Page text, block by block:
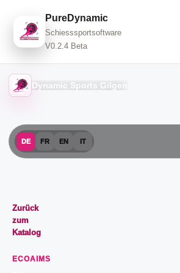
PureDynamic
Schiesssportsoftware
V0.2.4 Beta
Dynamic Sports Gilgen
DE FR EN IT
Zurück
zum
Katalog
ECOAIMS